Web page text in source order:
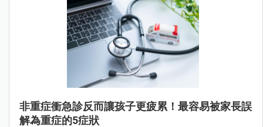
非重症衝急診反而讓孩子更疲累！最容易被家長誤
解為重症的5症狀